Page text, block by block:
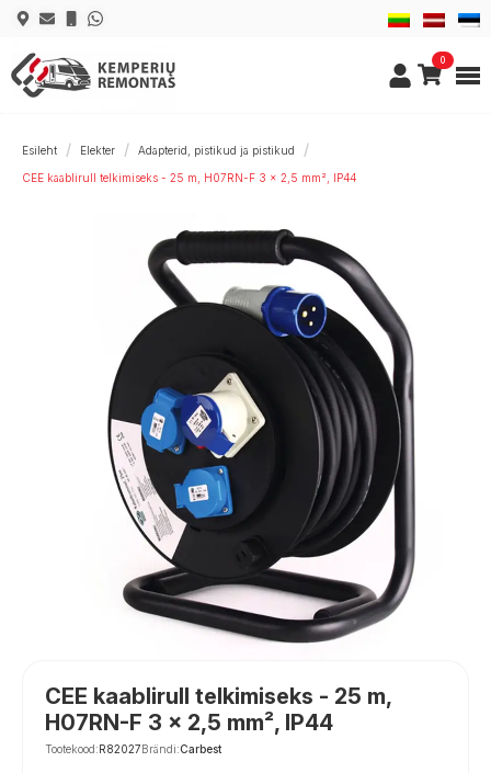
0
Esileht Elekter Adapterid, pistikud ja pistikud
CEE kaablirull telkimiseks - 25 m, H07RN-F 3 x 2,5 mm², IP44
CEE kaablirull telkimiseks - 25 m,
H07RN-F 3 x 2,5 mm², IP44
Tootekood:R82027Brändi:Carbest